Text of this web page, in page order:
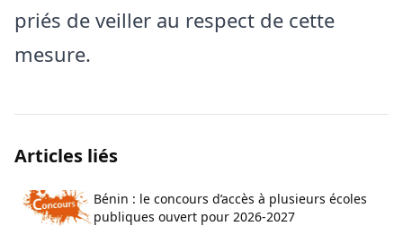
priés de veiller au respect de cette
mesure.
Articles liés
Bénin : le concours d’accès à plusieurs écoles
publiques ouvert pour 2026-2027